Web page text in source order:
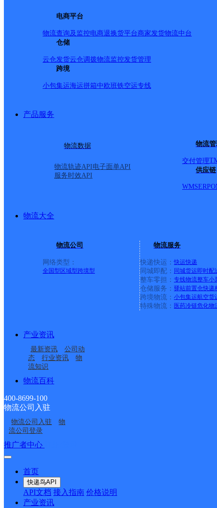
电商平台
物流查询及监控电商退换货平台商家发货物流中台
仓储
云仓发货云仓调拨物流监控发货管理
跨境
小包集运海运拼箱中欧班铁空运专线
产品服务
物流数据
物流轨迹API电子面单API
服务时效API
物流
交付管理
供应链
WMSERP
物流大全
物流公司
网络类型：
全国型 区域型跨境型
物流服务
快递快运： 快运快递
同城即配： 同城货运即时配
整车零担： 专线物流整车小
仓储服务： 驿站前置仓快递
跨境物流： 小包集运航空货
特殊物流： 医药冷链危化物
产业资讯
最新资讯
公司动
态
行业资讯
物
流知识
物流百科
400-8699-100
物流公司入驻
物流公司入驻
物
流公司登录
推广者中心
首页
快递鸟API
API文档 接入指南 价格说明
产业资讯
网点地址：四川省阿坝州茂县飞虹乡
网点负责人：
中国邮政集团有限公司新疆维吾尔自治区叶城县
生态产业园服务点
茂县叠溪邮政所
茂县三龙邮政所
茂县永和邮政所
茂县赤不苏邮政所
茂县太平邮政所
接口API
API接口 DEMO下载
关于我们